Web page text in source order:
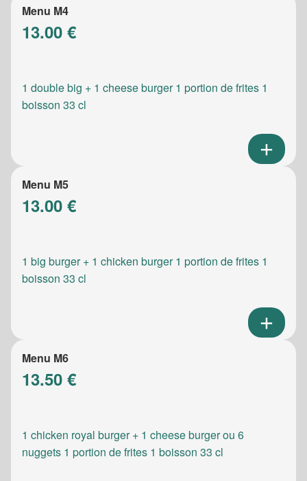
Menu M4
13.00 €
1 double big + 1 cheese burger 1 portion de frites 1
boisson 33 cl
Menu M5
13.00 €
1 big burger + 1 chicken burger 1 portion de frites 1
boisson 33 cl
Menu M6
13.50 €
1 chicken royal burger + 1 cheese burger ou 6
nuggets 1 portion de frites 1 boisson 33 cl